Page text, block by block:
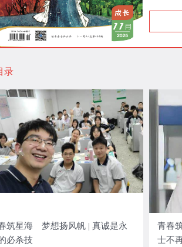
录
筑星海 梦想扬风帆 | 真诚是永
必杀技
青春
士不